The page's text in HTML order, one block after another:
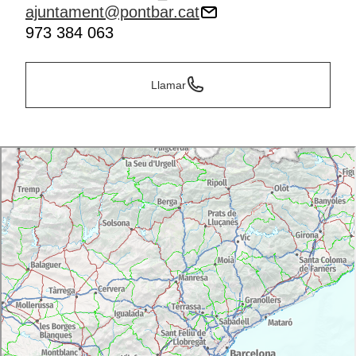
ajuntament@pontbar.cat
973 384 063
Llamar